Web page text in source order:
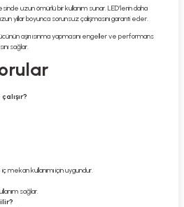
uzun ömürlü bir kullanım sunar. LED’lerin daha
yıllar boyunca sorunsuz çalışmasını garanti eder.
aşırı ısınma yapmasını engeller ve performans
sağlar.
kullanımı için uygundur.
sağlar.